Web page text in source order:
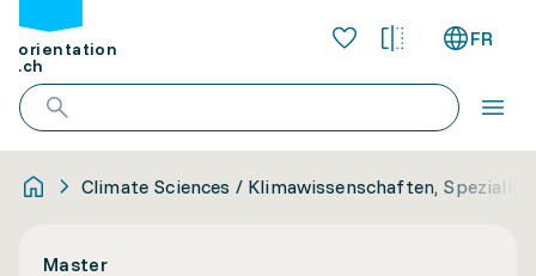
orientation
.ch
FR
Climate Sciences / Klimawissenschaften,
Master